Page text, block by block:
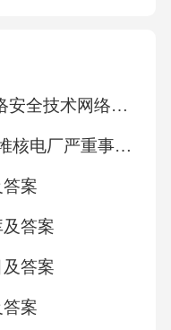
GB/T 44886.4-2026网络安全技术网络安全产品互联互通第4部分：威胁信息格式
GB/T 47650-2026压水堆核电厂严重事故分析指南
案
答案
答案
案